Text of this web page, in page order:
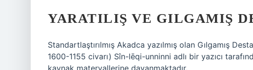
YARATILIŞ VE GILGAMIŞ
Standartlaştırılmış Akadca yazılmış olan Gılgamış
1600-1155 civarı) Sîn-lēqi-unninni adlı bir yazıcı
kaynak materyallerine dayanmaktadır.